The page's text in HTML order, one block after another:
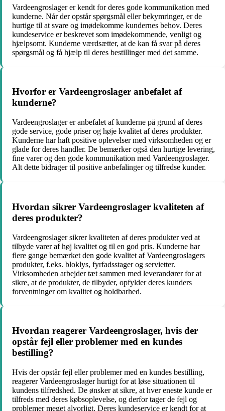
Vardeengroslager er kendt for deres gode kommunikation med
kunderne. Når der opstår spørgsmål eller bekymringer, er de
hurtige til at svare og imødekomme kundernes behov. Deres
kundeservice er beskrevet som imødekommende, venligt og
hjælpsomt. Kunderne værdsætter, at de kan få svar på deres
spørgsmål og få hjælp til deres bestillinger med det samme.
Hvorfor er Vardeengroslager anbefalet af
kunderne?
Vardeengroslager er anbefalet af kunderne på grund af deres
gode service, gode priser og høje kvalitet af deres produkter.
Kunderne har haft positive oplevelser med virksomheden og er
glade for deres handler. De bemærker også den hurtige levering,
fine varer og den gode kommunikation med Vardeengroslager.
Alt dette bidrager til positive anbefalinger og tilfredse kunder.
Hvordan sikrer Vardeengroslager kvaliteten af
deres produkter?
Vardeengroslager sikrer kvaliteten af deres produkter ved at
tilbyde varer af høj kvalitet og til en god pris. Kunderne har
flere gange bemærket den gode kvalitet af Vardeengroslagers
produkter, f.eks. bloklys, fyrfadsstager og servietter.
Virksomheden arbejder tæt sammen med leverandører for at
sikre, at de produkter, de tilbyder, opfylder deres kunders
forventninger om kvalitet og holdbarhed.
Hvordan reagerer Vardeengroslager, hvis der
opstår fejl eller problemer med en kundes
bestilling?
Hvis der opstår fejl eller problemer med en kundes bestilling,
reagerer Vardeengroslager hurtigt for at løse situationen til
kundens tilfredshed. De ønsker at sikre, at hver eneste kunde er
tilfreds med deres købsoplevelse, og derfor tager de fejl og
problemer meget alvorligt. Deres kundeservice er kendt for at